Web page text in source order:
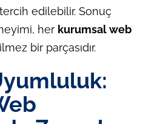
edilebilir. Sonuç
her kurumsal web
bir parçasıdır.